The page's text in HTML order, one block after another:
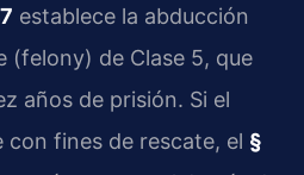
establece la abducción
(felony) de Clase 5, que
años de prisión. Si el
con fines de rescate, el §